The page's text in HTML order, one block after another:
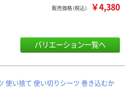
販売価格（税込） ￥4,380
バリエーション一覧へ
使い捨て 使い切りシーツ 巻き込むか